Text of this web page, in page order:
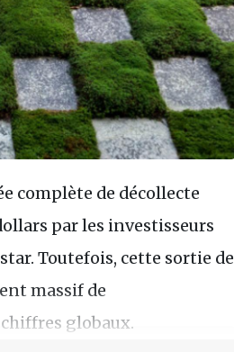
complète de décollecte
par les investisseurs
Toutefois, cette sortie de
massif de
globaux.